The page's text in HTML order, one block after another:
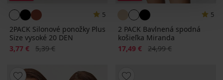
5
2PACK Silonové ponožky Plus
Size vysoké 20 DEN
Zľava
3,77 € Pôvodná cena
5,39 €
5
2 PACK Bavlnená spodná
košieľka Miranda
Zľava
17,49 € Pôvodná cena
24,99 €